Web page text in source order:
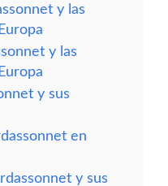
y las
y las
y sus
en
y sus